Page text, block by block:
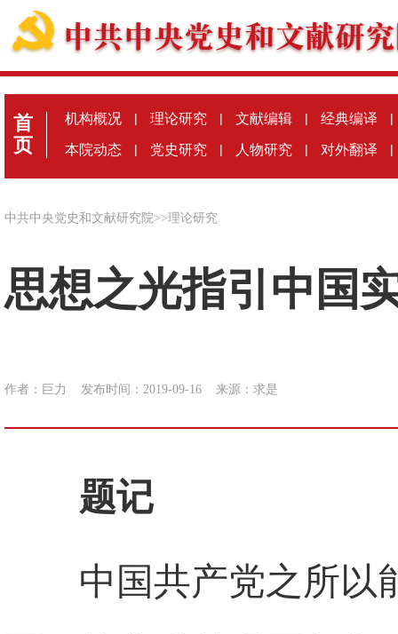
首
页
机构概况 | 理论研究 | 文献编辑 | 经典编译 |
本院动态 | 党史研究 | 人物研究 | 对外翻译 |
中共中央党史和文献研究院>>理论研究
思想之光指引中国
作者：巨力 发布时间：2019-09-16 来源： 求是
题记
中国共产党之所以